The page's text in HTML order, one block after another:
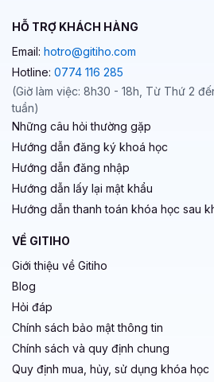
HỖ TRỢ KHÁCH HÀNG
Email: hotro@gitiho.com
Hotline: 0774 116 285
(Giờ làm việc: 8h30 - 18h, Từ Thứ 2
tuần)
Những câu hỏi thường gặp
Hướng dẫn đăng ký khoá học
Hướng dẫn đăng nhập
Hướng dẫn lấy lại mật khẩu
Hướng dẫn thanh toán khóa học sau
VỀ GITIHO
Giới thiệu về Gitiho
Blog
Hỏi đáp
Chính sách bảo mật thông tin
Chính sách và quy định chung
Quy định mua, hủy, sử dụng khóa học